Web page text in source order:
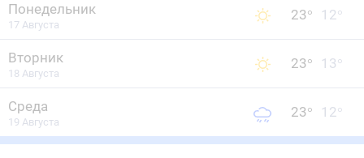
Понедельник
17 Августа
23° 12°
Вторник
18 Августа
23° 13°
Среда
19 Августа
23° 12°